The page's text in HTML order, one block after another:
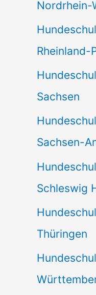
Nordrhein-
Rheinland-
Sachsen
Sachsen-
Schleswig
Thüringen